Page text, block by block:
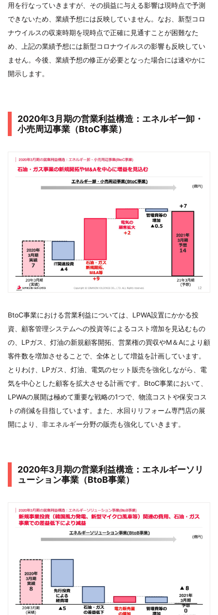
用を行なっていきますが、その損益に与える影響は現時点で予測
できないため、業績予想には反映していません。なお、新型コロ
ナウイルスの収束時期を現時点で正確に見通すことが困難なた
め、上記の業績予想には新型コロナウイルスの影響も反映してい
ません。今後、業績予想の修正が必要となった場合には速やかに
開示します。
2020年3月期の営業利益構造：エネルギー卸・
小売周辺事業（BtoC事業）
BtoC事業における営業利益については、LPWA設置にかかる投
資、顧客管理システムへの投資等によるコスト増加を見込むもの
の、LPガス、灯油の新規顧客開拓、営業権の買収やM＆Aにより顧
客件数を増加させることで、全体として増益を計画しています。
とりわけ、LPガス、灯油、電気のセット販売を強化しながら、電
気を中心とした顧客を拡大させる計画です。BtoC事業において、
LPWAの展開は極めて重要な戦略の1つで、物流コストや保安コス
トの削減を目指しています。また、水回りリフォーム専門店の展
開により、非エネルギー分野の販売も強化していきます。
2020年3月期の営業利益構造：エネルギーソリ
ューション事業（BtoB事業）